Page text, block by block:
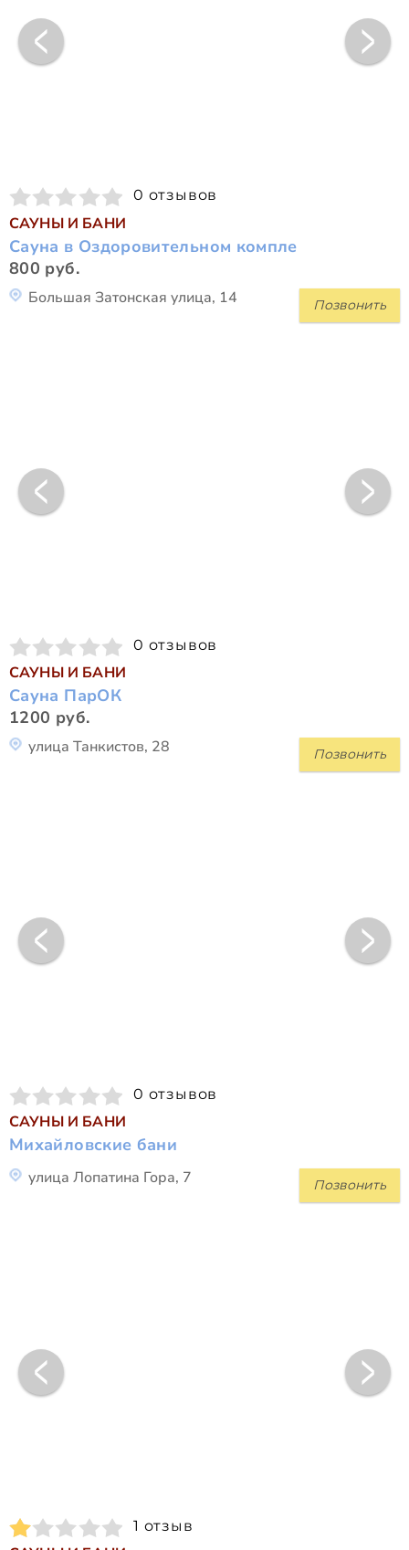
0 отзывов
САУНЫ И БАНИ
Сауна в Оздоровительном компле
800 руб.
Позвонить
Большая Затонская улица, 14
0 отзывов
САУНЫ И БАНИ
Сауна ПарОК
1200 руб.
Позвонить
улица Танкистов, 28
0 отзывов
САУНЫ И БАНИ
Михайловские бани
Позвонить
улица Лопатина Гора, 7
1 отзыв